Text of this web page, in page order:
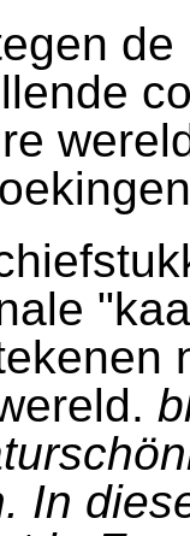
de
In